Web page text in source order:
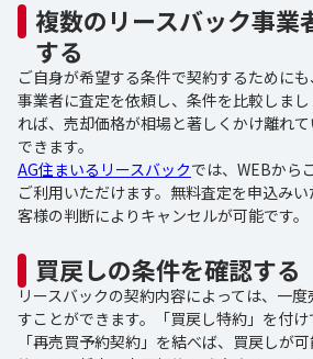
複数のリースバック事業
する
ご自身が希望する条件で契約するために
事業者に査定を依頼し、条件を比較しま
れば、売却価格が相場と著しくかけ離れ
できます。
AG住まいるリースバックでは、WEBから
ご利用いただけます。無料査定を申込み
客様の判断によりキャンセルが可能です。
買戻しの条件を確認する
リースバックの契約内容によっては、一
すことができます。「買戻し特約」を付
「再売買予約契約」を結べば、買戻しが